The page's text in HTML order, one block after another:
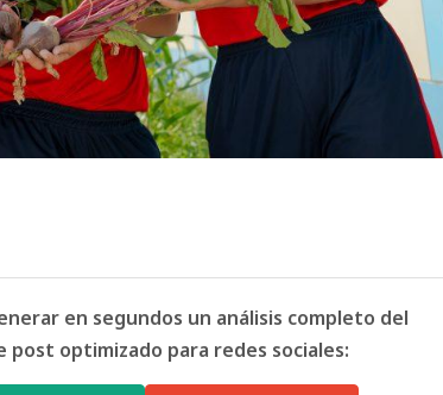
en segundos un análisis completo del
optimizado para redes sociales: